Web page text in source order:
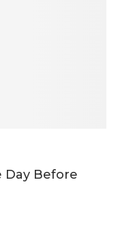
Day Before